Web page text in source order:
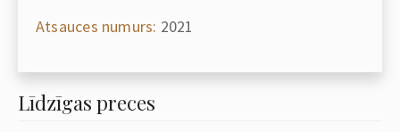
Atsauces numurs: 2021
Līdzīgas preces